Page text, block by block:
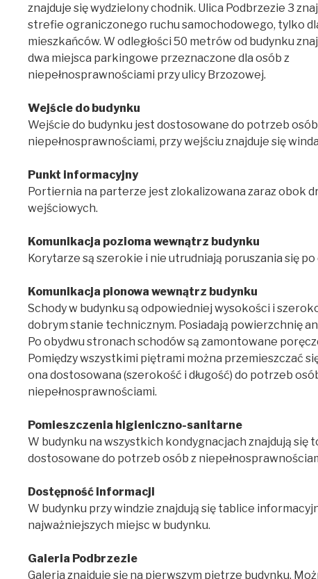
znajduje się wydzielony chodnik. Ulica Podbrzezie 3
strefie ograniczonego ruchu samochodowego, tylko
mieszkańców. W odległości 50 metrów od budynku
dwa miejsca parkingowe przeznaczone dla osób z
niepełnosprawnościami przy ulicy Brzozowej.
Wejście do budynku
Wejście do budynku jest dostosowane do potrzeb
niepełnosprawnościami, przy wejściu znajduje się
Punkt informacyjny
Portiernia na parterze jest zlokalizowana zaraz obok
wejściowych.
Komunikacja pozioma wewnątrz budynku
Korytarze są szerokie i nie utrudniają poruszania się
Komunikacja pionowa wewnątrz budynku
Schody w budynku są odpowiedniej wysokości i
dobrym stanie technicznym. Posiadają powierzchnię
Po obydwu stronach schodów są zamontowane
Pomiędzy wszystkimi piętrami można przemieszczać
ona dostosowana (szerokość i długość) do potrzeb
niepełnosprawnościami.
Pomieszczenia higieniczno-sanitarne
W budynku na wszystkich kondygnacjach znajdują się
dostosowane do potrzeb osób z
Dostępność informacji
W budynku przy windzie znajdują się tablice
najważniejszych miejsc w budynku.
Galeria Podbrzezie
Galeria znajduje się na pierwszym piętrze budynku.